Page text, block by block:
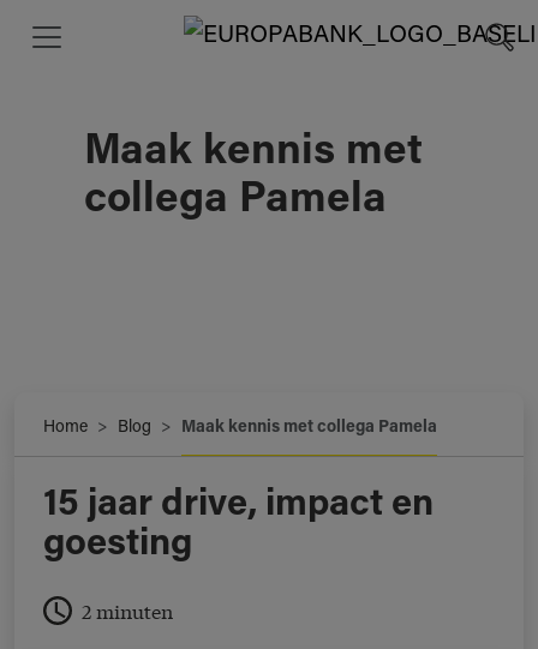
Maak kennis met
collega Pamela
Home Blog Maak kennis met collega Pamela
15 jaar drive, impact en
goesting
2 minuten